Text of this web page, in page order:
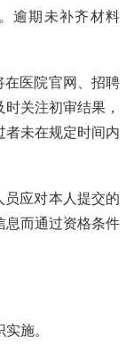
逾期未补齐材料
在医院官网、招聘
关注初审结果，
者未在规定时间内
应对本人提交的
息而通过资格条件
施。